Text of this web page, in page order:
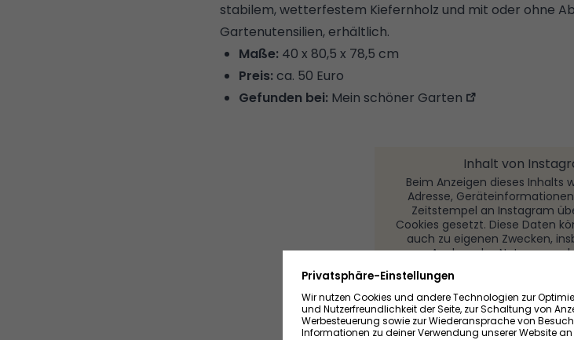
stabilem, wetterfestem Kiefernholz und mit oder ohne
Gartenutensilien, erhältlich.
Maße: 40 x 80,5 x 78,5 cm
Preis: ca. 50 Euro
Gefunden bei: Mein schöner Garten
Inhalt von
Beim Anzeigen dieses Inhalts
Adresse,
Zeitstempel an Instagram
Cookies gesetzt. Diese Daten
auch zu eigenen Zwecken,
Analyse des
Marktforschungs- und
dienen. Ein Zugriff auf diese
Speicherung in Staaten mit
zur EU abweichenden
nicht